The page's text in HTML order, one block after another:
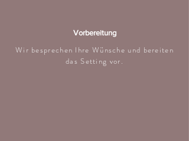
Vorbereitung
Wir besprechen Ihre Wünsche und bereiten
das Setting vor.